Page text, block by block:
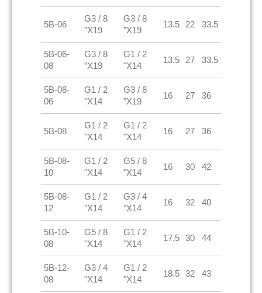
5B-06
G3 / 8
”X19
G3 / 8
”X19
13.5 22 33.5
5B-06-
08
G3 / 8
”X19
G1 / 2
"X14
13.5 27 33.5
5B-08-
06
G1 / 2
"X14
G3 / 8
”X19
16 27 36
5B-08
G1 / 2
"X14
G1 / 2
"X14
16 27 36
5B-08-
10
G1 / 2
"X14
G5 / 8
"X14
16 30 42
5B-08-
12
G1 / 2
"X14
G3 / 4
"X14
16 32 40
5B-10-
08
G5 / 8
"X14
G1 / 2
"X14
17.5 30 44
5B-12-
08
G3 / 4
"X14
G1 / 2
"X14
18.5 32 43